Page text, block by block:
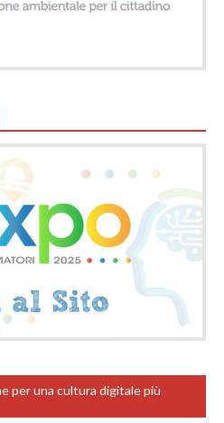
per una cultura digitale più